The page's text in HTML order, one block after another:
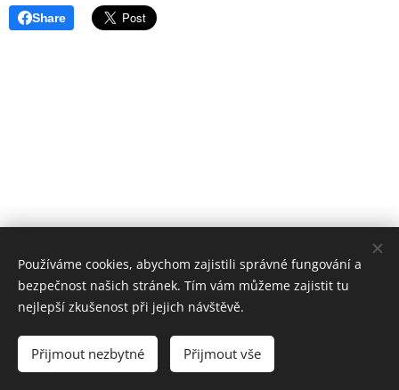
Share
Základní škola, Jičín, Poděbradova 18
Všechna práva vyhrazena.
Vytvořeno službou Webnode
Používáme cookies, abychom zajistili správné fungování a
bezpečnost našich stránek. Tím vám můžeme zajistit tu
nejlepší zkušenost při jejich návštěvě.
Přijmout nezbytné Přijmout vše